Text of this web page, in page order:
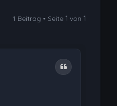
1 Beitrag • Seite1 von1
Zitat